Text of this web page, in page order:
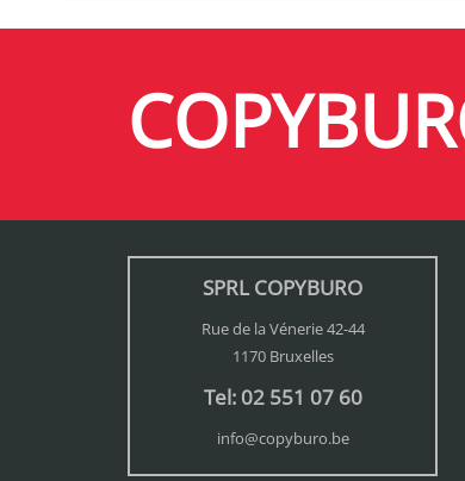
SPRL COPYBURO
Rue de la Vénerie 42-44
1170 Bruxelles
Tel: 02 551 07 60
info@copyburo.be